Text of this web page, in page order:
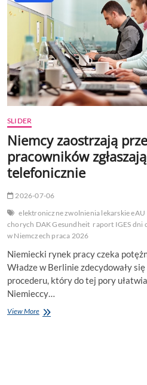
SLIDER
Niemcy zaostrzają
pracowników
telefonicznie
2026-07-06
elektroniczne zwolnienia lekarskie eAU
chorych DAK Gesundheit raport IGES dni
w Niemczech praca 2026
Niemiecki rynek pracy czeka
Władze w Berlinie zdecydowały
procederu, który do tej pory
Niemieccy…
View MoreNiemcy